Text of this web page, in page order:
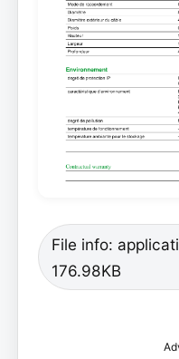
File info:
176.98KB